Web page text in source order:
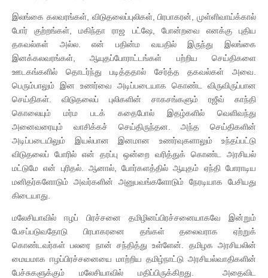
இலங்கை கலவரங்கள், விடுதலைப்புலிகள், பிரபாகரன், முள்ளிவாய்க்கால்
போர் குற்றங்கள், மகிந்தா ராஜ பட்ஷே, போன்றவை எனக்கு புதிய
தகவல்கள் அல்ல. என் பதின்ம வயதில் இருந்து இலங்கை
இனக்கலவரங்கள், ஆயுதப்போராட்டங்கள் பற்றிய செய்திகளை
ஊடகங்களில் தொடர்ந்து படித்ததால் சேர்த்த தகவல்கள் அவை.
பெரும்பாலும் இன உணர்வை அடிப்படையாக கொண்ட விருவிருப்பான
செய்திகள். விடுதலைப் புலிகளின் சாகசங்களும் ரஜீவ் காந்தி
கொலையும் மர்ம படக் கதைபோல் இதழ்களில் வெளிவந்து
அனைவரையும் வாசிக்கச் செய்திருந்தன. அந்த செய்திகளின்
அடிப்படையிலும் இயல்பான இனமான உணர்வுகளாலும் உந்தப்பட்டு
விடுதலைப் போரில் என் தரப்பு ஒன்றை வரித்துக் கொண்ட அரசியல்
மட்டுமே என் புரிதல். ஆனால், போர்களத்தில் ஆயுதம் ஏந்தி போராடிய
மனிதர்களோடும் அவர்களின் அனுபவங்களோடும் நேரடியாக பேசியது
கிடையாது.
மலேசியாவில் ஈழப் பிரச்சனை தமிழினப்பிரச்சனையாகவே இன்றும்
பேசப்படுவதோடு பிரபாகரனை தங்கள் தலைவராக ஏற்றுக்
கொண்டவர்கள் பலரை நான் சந்தித்து உள்ளேன். தமிழக அரசியலின்
மையமாக ஈழப்பிரச்சனையை மாற்றிய தமிழ்நாட்டு அரசியல்வாதிகளின்
பேச்சுகளுக்கும் மலேசியாவில் மதிப்பிருக்கிறது. அதைவிட